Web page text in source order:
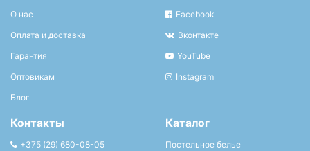
О нас
Оплата и доставка
Гарантия
Оптовикам
Блог
Facebook
Вконтакте
YouTube
Instagram
Контакты
+375 (29) 680-08-05
Каталог
Постельное белье